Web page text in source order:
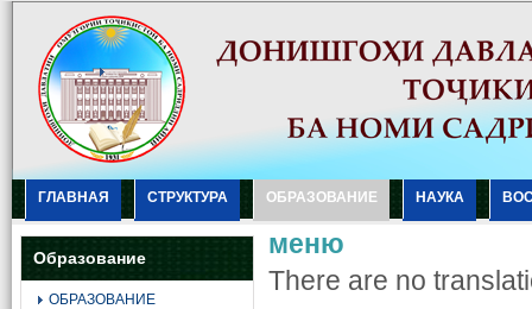
ГЛАВНАЯ СТРУКТУРА ОБРАЗОВАНИЕ НАУКА
Образование
ОБРАЗОВАНИЕ
меню
There are no